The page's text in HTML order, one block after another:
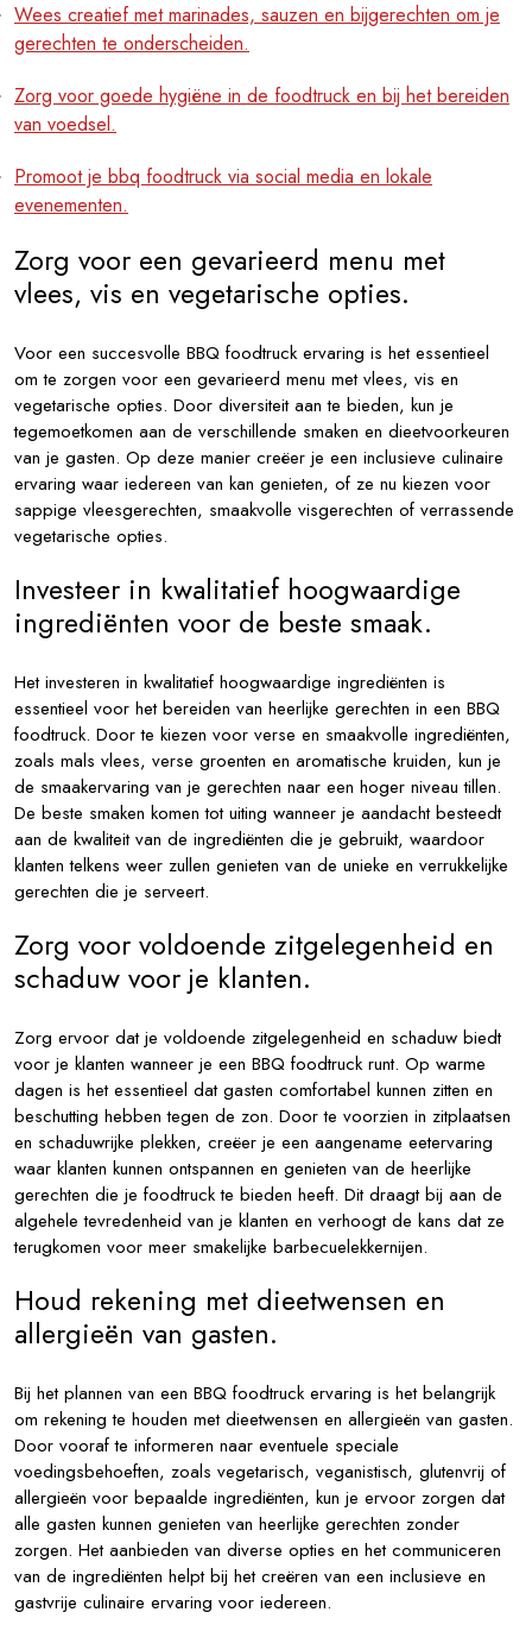
Wees creatief met marinades, sauzen en bijgerechten om je
gerechten te onderscheiden.
Zorg voor goede hygiëne in de foodtruck en bij het bereiden
van voedsel.
Promoot je bbq foodtruck via social media en lokale
evenementen.
Zorg voor een gevarieerd menu met
vlees, vis en vegetarische opties.
Voor een succesvolle BBQ foodtruck ervaring is het essentieel
om te zorgen voor een gevarieerd menu met vlees, vis en
vegetarische opties. Door diversiteit aan te bieden, kun je
tegemoetkomen aan de verschillende smaken en dieetvoorkeuren
van je gasten. Op deze manier creëer je een inclusieve culinaire
ervaring waar iedereen van kan genieten, of ze nu kiezen voor
sappige vleesgerechten, smaakvolle visgerechten of verrassende
vegetarische opties.
Investeer in kwalitatief hoogwaardige
ingrediënten voor de beste smaak.
Het investeren in kwalitatief hoogwaardige ingrediënten is
essentieel voor het bereiden van heerlijke gerechten in een BBQ
foodtruck. Door te kiezen voor verse en smaakvolle ingrediënten,
zoals mals vlees, verse groenten en aromatische kruiden, kun je
de smaakervaring van je gerechten naar een hoger niveau tillen.
De beste smaken komen tot uiting wanneer je aandacht besteedt
aan de kwaliteit van de ingrediënten die je gebruikt, waardoor
klanten telkens weer zullen genieten van de unieke en verrukkelijke
gerechten die je serveert.
Zorg voor voldoende zitgelegenheid en
schaduw voor je klanten.
Zorg ervoor dat je voldoende zitgelegenheid en schaduw biedt
voor je klanten wanneer je een BBQ foodtruck runt. Op warme
dagen is het essentieel dat gasten comfortabel kunnen zitten en
beschutting hebben tegen de zon. Door te voorzien in zitplaatsen
en schaduwrijke plekken, creëer je een aangename eetervaring
waar klanten kunnen ontspannen en genieten van de heerlijke
gerechten die je foodtruck te bieden heeft. Dit draagt bij aan de
algehele tevredenheid van je klanten en verhoogt de kans dat ze
terugkomen voor meer smakelijke barbecuelekkernijen.
Houd rekening met dieetwensen en
allergieën van gasten.
Bij het plannen van een BBQ foodtruck ervaring is het belangrijk
om rekening te houden met dieetwensen en allergieën van gasten.
Door vooraf te informeren naar eventuele speciale
voedingsbehoeften, zoals vegetarisch, veganistisch, glutenvrij of
allergieën voor bepaalde ingrediënten, kun je ervoor zorgen dat
alle gasten kunnen genieten van heerlijke gerechten zonder
zorgen. Het aanbieden van diverse opties en het communiceren
van de ingrediënten helpt bij het creëren van een inclusieve en
gastvrije culinaire ervaring voor iedereen.